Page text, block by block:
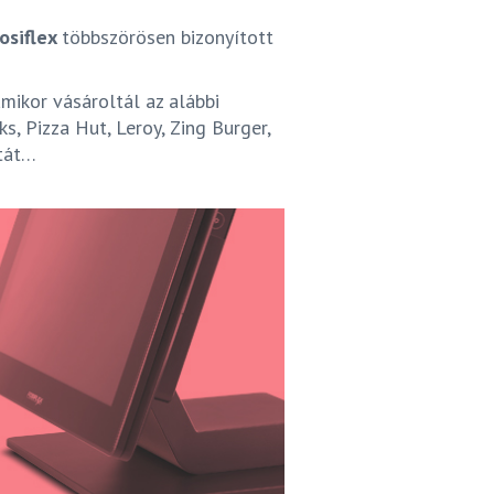
többszörösen bizonyított
vásároltál az alábbi
Pizza Hut, Leroy, Zing Burger,